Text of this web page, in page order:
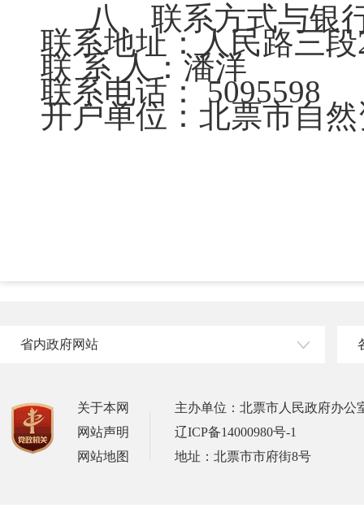
八、联系方式与银
联系地址：人民路三段
联 系 人：潘洋
联系电话： 5095598
开户单位：北票市自
省内政府网站
关于本网
网站声明
网站地图
主办单位：北票市人民政府办公
辽ICP备14000980号-1
地址：北票市市府街8号